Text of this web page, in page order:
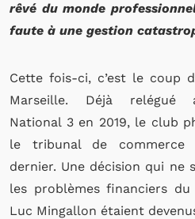
rêvé du monde
faute à une gestion
Cette fois-ci, c’est le coup
Marseille. Déjà relégué
National 3 en 2019, le club
le tribunal de commerce
dernier. Une décision qui ne
les problèmes financiers
Luc Mingallon étaient